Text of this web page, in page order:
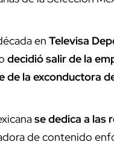
en Televisa
decidió salir de la
de la exconductora
se dedica a las
de contenido